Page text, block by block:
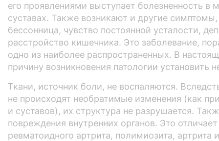
его проявлениями выступает болезненность
суставах. Также возникают и другие
бессонница, чувство постоянной усталости,
расстройство кишечника. Это заболевание,
одно из наиболее распространенных. В
причину возникновения патологии установить
Ткани, источник боли, не воспаляются.
не происходят необратимые изменения (как
и суставов), их структура не разрушается.
повреждения внутренних органов. Это
ревматоидного артрита, полимиозита, артрита